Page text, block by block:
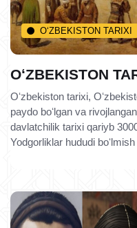
O‘ZBEKISTON TARIXI
OʻZBEKISTON
Oʻzbekiston tarixi,
paydo boʻlgan va
davlatchilik tarixi qariyb
Yodgorliklar hududi